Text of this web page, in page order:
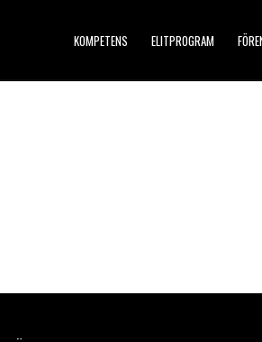
KOMPETENS ELITPROGRAM